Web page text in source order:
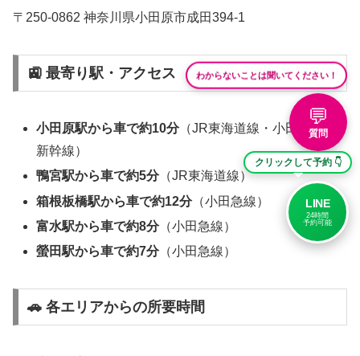
〒250-0862 神奈川県小田原市成田394-1
🚉 最寄り駅・アクセス
小田原駅から車で約10分（JR東海道線・小田急線・
新幹線）
鴨宮駅から車で約5分（JR東海道線）
箱根板橋駅から車で約12分（小田急線）
富水駅から車で約8分（小田急線）
螢田駅から車で約7分（小田急線）
🚗 各エリアからの所要時間
わからないことは聞いてください！
💬
質問
クリックして予約 👇
LINE
24時間
予約可能